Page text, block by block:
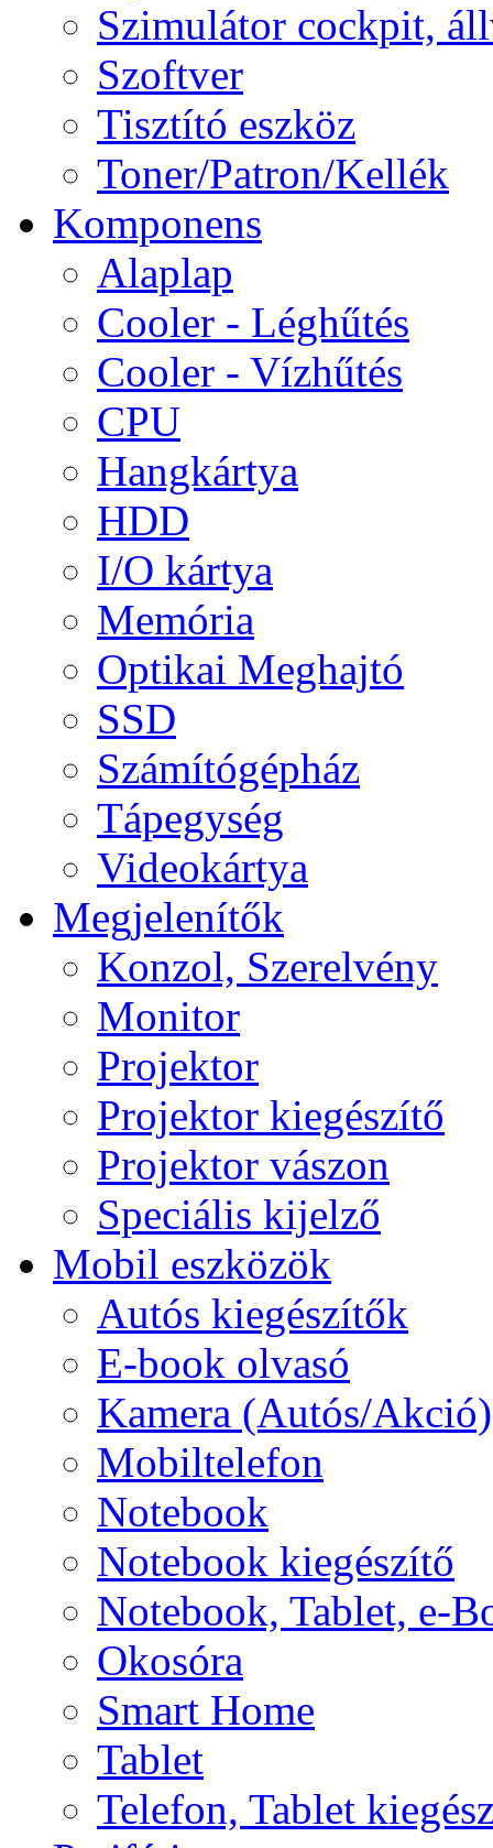
Szimulátor cockpit,
Szoftver
Tisztító eszköz
Toner/Patron/Kellék
Komponens
Alaplap
Cooler - Léghűtés
Cooler - Vízhűtés
CPU
Hangkártya
HDD
I/O kártya
Memória
Optikai Meghajtó
SSD
Számítógépház
Tápegység
Videokártya
Megjelenítők
Konzol, Szerelvény
Monitor
Projektor
Projektor kiegészítő
Projektor vászon
Speciális kijelző
Mobil eszközök
Autós kiegészítők
E-book olvasó
Kamera (Autós/Akció)
Mobiltelefon
Notebook
Notebook kiegészítő
Notebook, Tablet, e-
Okosóra
Smart Home
Tablet
Telefon, Tablet